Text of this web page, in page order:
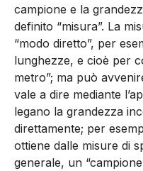
campione e la
definito “misura”. La
“modo diretto”, per
lunghezze, e cioè per
metro”; ma può
vale a dire mediante
legano la grandezza
direttamente; per
ottiene dalle misure di
generale, un